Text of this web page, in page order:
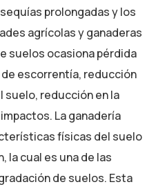
prolongadas y los
agrícolas y ganaderas
suelos ocasiona pérdida
escorrentía, reducción
suelo, reducción en la
La ganadería
físicas del suelo
la cual es una de las
de suelos. Esta